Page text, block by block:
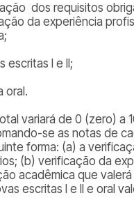
dos requisitos
da experiência
escritas I e II;
oral.
variará de 0 (zero) a
se as notas de
forma: (a) a
(b) verificação da
acadêmica que
escritas I e II e oral